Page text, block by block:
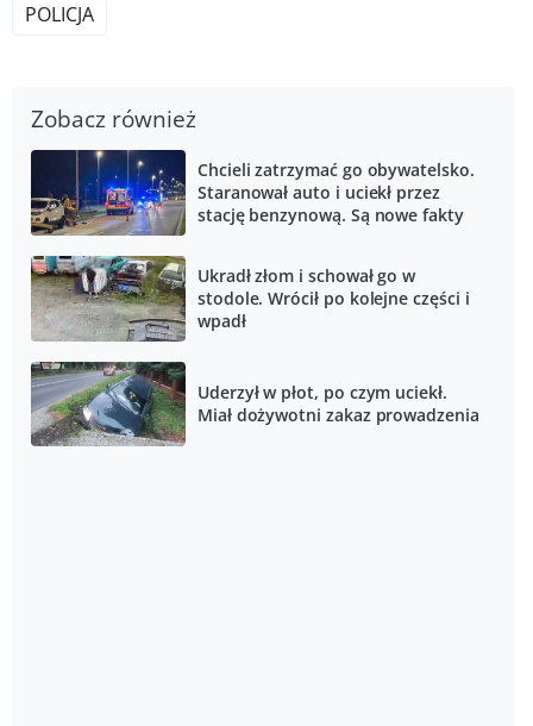
POLICJA
Zobacz również
Chcieli zatrzymać go obywatelsko.
Staranował auto i uciekł przez
stację benzynową. Są nowe fakty
Ukradł złom i schował go w
stodole. Wrócił po kolejne części i
wpadł
Uderzył w płot, po czym uciekł.
Miał dożywotni zakaz prowadzenia